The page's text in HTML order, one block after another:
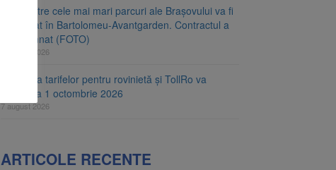
Unul dintre cele mai mari parcuri ale Brașovului va fi
amenajat în Bartolomeu-Avantgarden. Contractul a
fost semnat (FOTO)
7 august 2026
Aplicarea tarifelor pentru rovinietă și TollRo va
începe la 1 octombrie 2026
7 august 2026
ARTICOLE RECENTE